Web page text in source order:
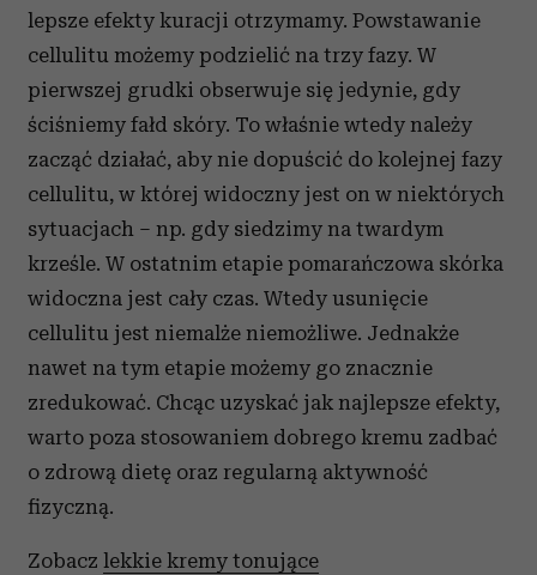
lepsze efekty kuracji otrzymamy. Powstawanie
cellulitu możemy podzielić na trzy fazy. W
pierwszej grudki obserwuje się jedynie, gdy
ściśniemy fałd skóry. To właśnie wtedy należy
zacząć działać, aby nie dopuścić do kolejnej fazy
cellulitu, w której widoczny jest on w niektórych
sytuacjach – np. gdy siedzimy na twardym
krześle. W ostatnim etapie pomarańczowa skórka
widoczna jest cały czas. Wtedy usunięcie
cellulitu jest niemalże niemożliwe. Jednakże
nawet na tym etapie możemy go znacznie
zredukować. Chcąc uzyskać jak najlepsze efekty,
warto poza stosowaniem dobrego kremu zadbać
o zdrową dietę oraz regularną aktywność
fizyczną.
Zobacz lekkie kremy tonujące